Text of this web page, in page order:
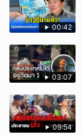
00:42
03:07
09:54